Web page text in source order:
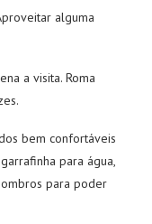
alguma
a visita. Roma
bem confortáveis
para água,
para poder